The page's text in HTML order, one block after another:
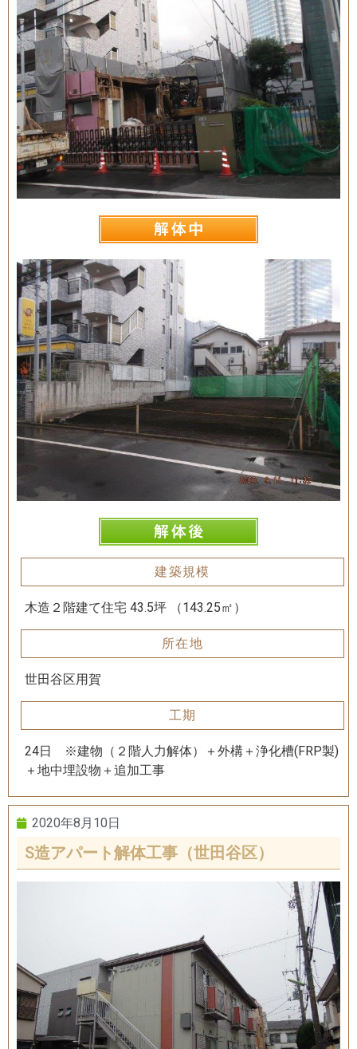
建築規模
木造２階建て住宅 43.5坪 （143.25㎡）
所在地
世田谷区用賀
工期
24日 ※建物（２階人力解体）＋外構＋浄化槽(FRP製)
＋地中埋設物＋追加工事
2020年8月10日
S造アパート解体工事（世田谷区）